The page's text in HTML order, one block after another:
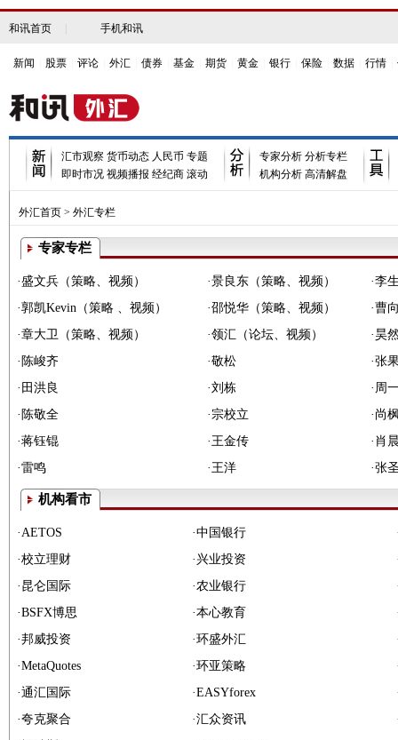
和讯首页 手机和讯
新闻 股票 评论 外汇 债券 基金 期货 黄金 银行 保险 数据 行情
汇市观察 货币动态 人民币 专题
即时市况 视频播报 经纪商 滚动
专家分析 分析专栏
机构分析 高清解盘
外汇首页 > 外汇专栏
专家专栏
·盛文兵 （策略、 视频 ） ·景良东 （策略、 视频 ） ·李
·郭凯Kevin （策略 、 视频 ） ·邵悦华 （策略、 视频 ） ·曹
·章大卫 （策略、 视频 ） ·领汇 （论坛、 视频 ） · 昊
· 陈峻齐 ·敬松 ·张
· 田洪良 ·刘栋 · 周
· 陈敬全 ·宗校立 · 尚
·蒋钰锟 ·王金传 · 肖
·雷鸣 ·王洋 ·张
机构看市
·AETOS ·中国银行
·校立理财 · 兴业投资
· 昆仑国际 ·农业银行
·BSFX博思 ·本心教育
·邦威投资 ·环盛外汇
·MetaQuotes ·环亚策略
·通汇国际 ·EASYforex
·夸克聚合 ·汇众资讯